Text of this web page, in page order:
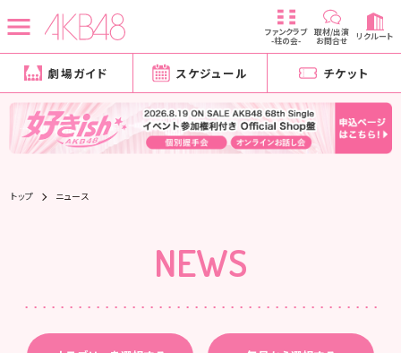
ファンクラブ
-柱の会-
取材/出演
お問合せ リクルート
劇場ガイド スケジュール チケット
トップ ニュース
NEWS